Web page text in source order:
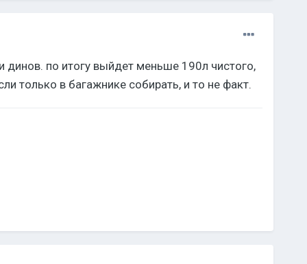
по итогу выйдет меньше 190л чистого,
только в багажнике собирать, и то не факт.